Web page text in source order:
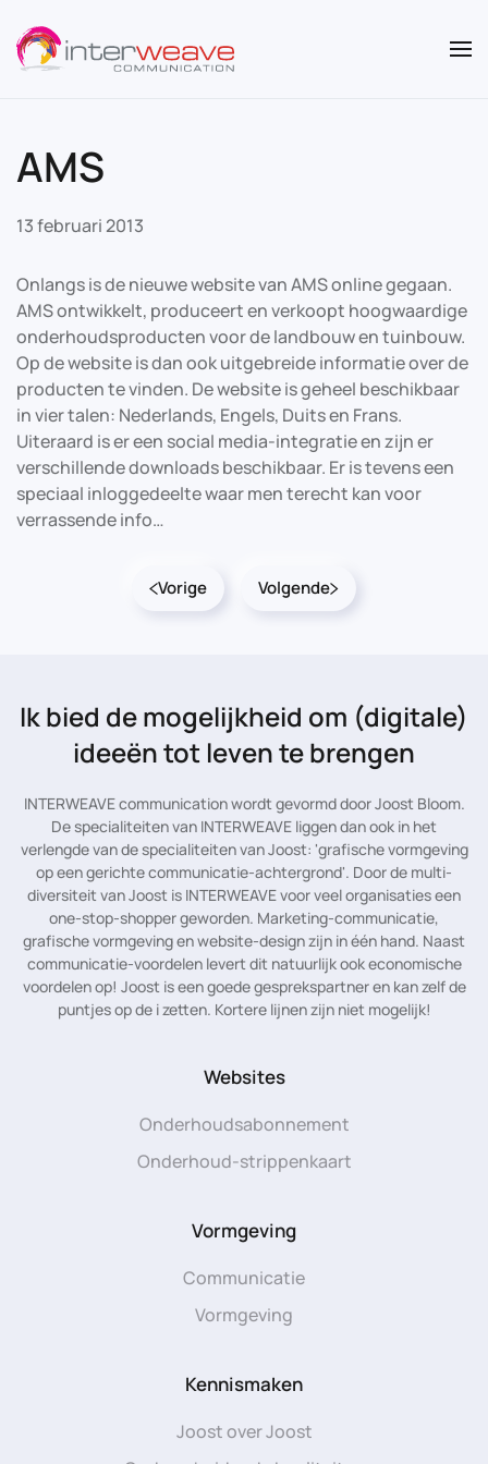
Overslaan en naar de inhoud gaan
AMS
13 februari 2013
Onlangs is de nieuwe website van AMS online gegaan.
AMS ontwikkelt, produceert en verkoopt hoogwaardige
onderhoudsproducten voor de landbouw en tuinbouw.
Op de website is dan ook uitgebreide informatie over de
producten te vinden. De website is geheel beschikbaar
in vier talen: Nederlands, Engels, Duits en Frans.
Uiteraard is er een social media-integratie en zijn er
verschillende downloads beschikbaar. Er is tevens een
speciaal inloggedeelte waar men terecht kan voor
verrassende info…
Vorige Volgende
Ik bied de mogelijkheid om (digitale)
ideeën tot leven te brengen
INTERWEAVE communication wordt gevormd door Joost Bloom.
De specialiteiten van INTERWEAVE liggen dan ook in het
verlengde van de specialiteiten van Joost: 'grafische vormgeving
op een gerichte communicatie-achtergrond'. Door de multi-
diversiteit van Joost is INTERWEAVE voor veel organisaties een
one-stop-shopper geworden. Marketing-communicatie,
grafische vormgeving en website-design zijn in één hand. Naast
communicatie-voordelen levert dit natuurlijk ook economische
voordelen op! Joost is een goede gesprekspartner en kan zelf de
puntjes op de i zetten. Kortere lijnen zijn niet mogelijk!
Websites
Onderhoudsabonnement
Onderhoud-strippenkaart
Vormgeving
Communicatie
Vormgeving
Kennismaken
Joost over Joost